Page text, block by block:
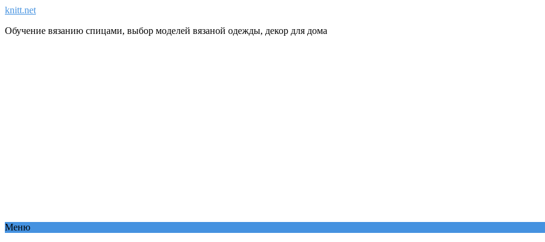
knitt.net
Обучение вязанию спицами, выбор моделей вязаной одежды, декор для дома
Меню